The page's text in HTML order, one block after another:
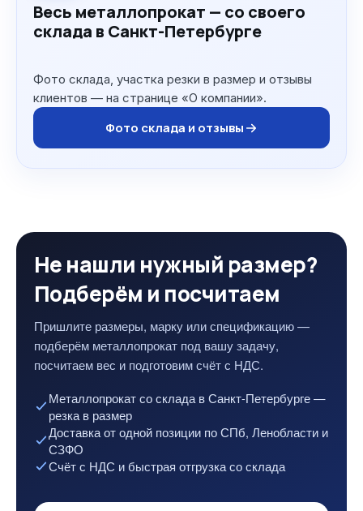
Весь металлопрокат — со своего
склада в Санкт-Петербурге
Фото склада, участка резки в размер и отзывы
клиентов — на странице «О компании».
Фото склада и отзывы
Не нашли нужный размер?
Подберём и посчитаем
Пришлите размеры, марку или спецификацию —
подберём металлопрокат под вашу задачу,
посчитаем вес и подготовим счёт с НДС.
Металлопрокат со склада в Санкт-Петербурге —
резка в размер
Доставка от одной позиции по СПб, Ленобласти и
СЗФО
Счёт с НДС и быстрая отгрузка со склада